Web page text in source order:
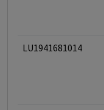
LU1941681014